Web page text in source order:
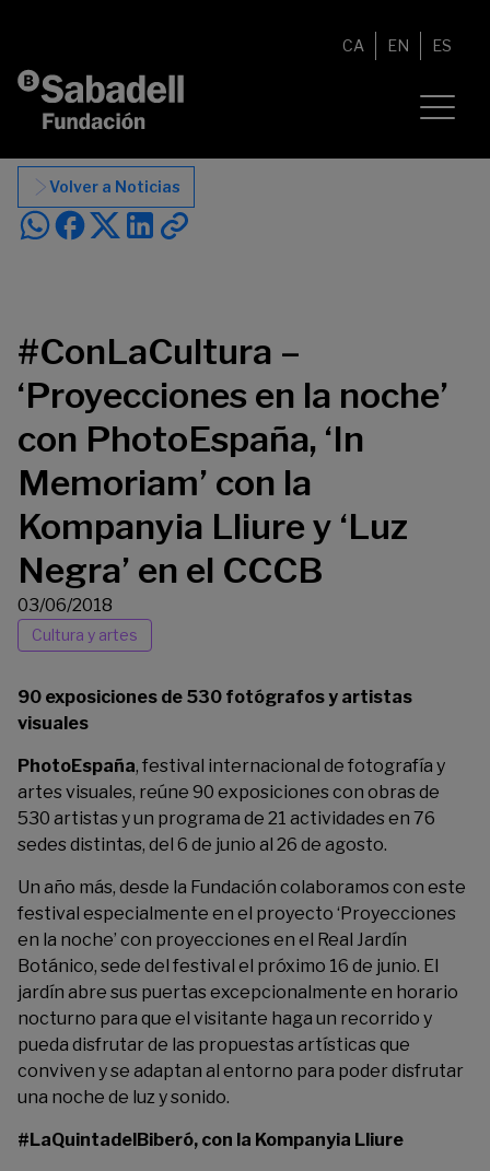
CA EN ES
Volver a Noticias
#ConLaCultura –
‘Proyecciones en la noche’
con PhotoEspaña, ‘In
Memoriam’ con la
Kompanyia Lliure y ‘Luz
Negra’ en el CCCB
03/06/2018
Cultura y artes
90 exposiciones de 530 fotógrafos y artistas
visuales
PhotoEspaña, festival internacional de fotografía y
artes visuales, reúne 90 exposiciones con obras de
530 artistas y un programa de 21 actividades en 76
sedes distintas, del 6 de junio al 26 de agosto.
Un año más, desde la Fundación colaboramos con este
festival especialmente en el proyecto ‘Proyecciones
en la noche’ con proyecciones en el Real Jardín
Botánico, sede del festival el próximo 16 de junio. El
jardín abre sus puertas excepcionalmente en horario
nocturno para que el visitante haga un recorrido y
pueda disfrutar de las propuestas artísticas que
conviven y se adaptan al entorno para poder disfrutar
una noche de luz y sonido.
#LaQuintadelBiberó, con la Kompanyia Lliure